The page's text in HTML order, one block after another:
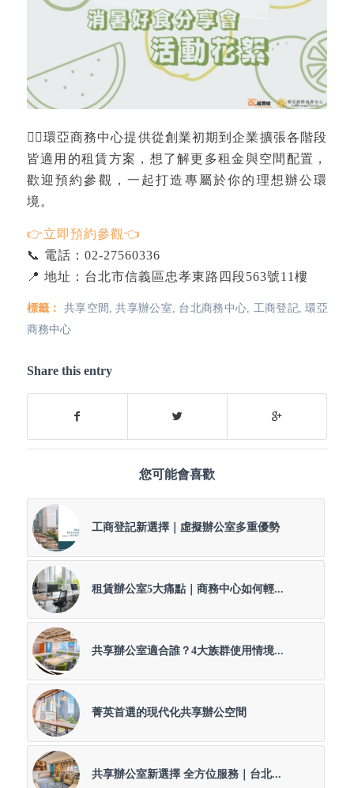
💁‍♀️環亞商務中心提供從創業初期到企業擴張各階段
皆適用的租賃方案，想了解更多租金與空間配置，
歡迎預約參觀，一起打造專屬於你的理想辦公環
境。
👉立即預約參觀👈
📞 電話：02-27560336
📍 地址：台北市信義區忠孝東路四段563號11樓
標籤： 共享空間,共享辦公室, 台北商務中心, 工商登記,環亞
商務中心
Share this entry
您可能會喜歡
工商登記新選擇｜虛擬辦公室多重優勢
租賃辦公室5大痛點｜商務中心如何輕...
共享辦公室適合誰？4大族群使用情境...
菁英首選的現代化共享辦公空間
共享辦公室新選擇 全方位服務｜台北...